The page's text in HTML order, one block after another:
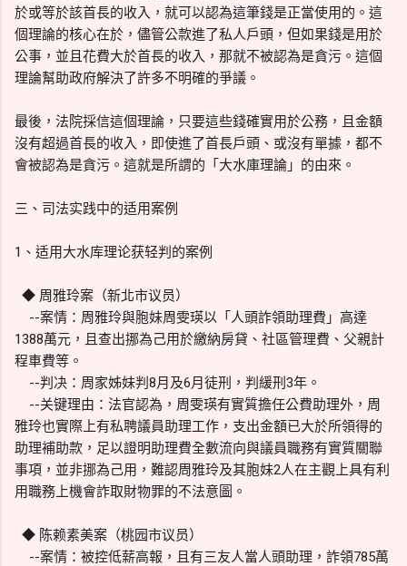
於或等於該首長的收入，就可以認為這筆錢是正當使用的。這
個理論的核心在於，儘管公款進了私人戶頭，但如果錢是用於
公事，並且花費大於首長的收入，那就不被認為是貪污。這個
理論幫助政府解決了許多不明確的爭議。
最後，法院採信這個理論，只要這些錢確實用於公務，且金額
沒有超過首長的收入，即使進了首長戶頭、或沒有單據，都不
會被認為是貪污。這就是所謂的「大水庫理論」的由來。
三、司法实践中的适用案例
1、适用大水库理论获轻判的案例
◆ 周雅玲案（新北市议员）
--案情：周雅玲與胞妹周雯瑛以「人頭詐領助理費」高達
1388萬元，且查出挪為己用於繳納房貸、社區管理費、父親計
程車費等。
--判决：周家姊妹判8月及6月徒刑，判緩刑3年。
--关键理由：法官認為，周雯瑛有實質擔任公費助理外，周
雅玲也實際上有私聘議員助理工作，支出金額已大於所領得的
助理補助款，足以證明助理費全數流向與議員職務有實質關聯
事項，並非挪為己用，難認周雅玲及其胞妹2人在主觀上具有利
用職務上機會詐取財物罪的不法意圖。
◆ 陈赖素美案（桃园市议员）
--案情：被控低薪高報，且有三友人當人頭助理，詐領785萬